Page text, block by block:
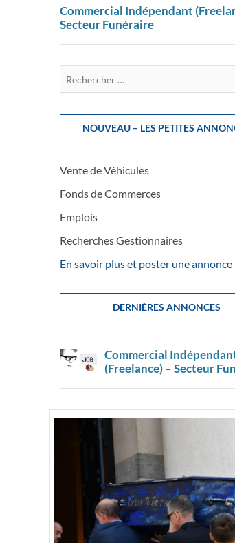
Commercial Indépendant
Secteur Funéraire
NOUVEAU – LES PETITES
Vente de Véhicules
Fonds de Commerces
Emplois
Recherches Gestionnaires
En savoir plus et poster une annonce
DERNIÈRES ANNONCES
Commercial
(Freelance) – Secteur